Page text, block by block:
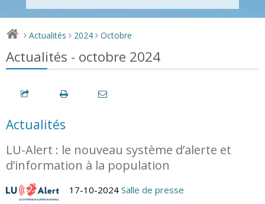
> Actualités > 2024 > Octobre
Actualités - octobre 2024
Actualités
LU-Alert : le nouveau système d’alerte et
d’information à la population
17-10-2024 Salle de presse